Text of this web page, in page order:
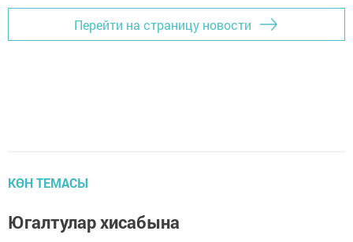
Перейти на страницу новости
КӨН ТЕМАСЫ
Югалтулар хисабына